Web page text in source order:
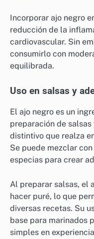
Incorporar ajo negro
reducción de la
cardiovascular. Sin
consumirlo con
equilibrada.
Uso en salsas y
El ajo negro es un
preparación de
distintivo que realza
Se puede mezclar
especias para crear
Al preparar salsas, el
hacer puré, lo que
diversas recetas. Su
base para marinados
simples en